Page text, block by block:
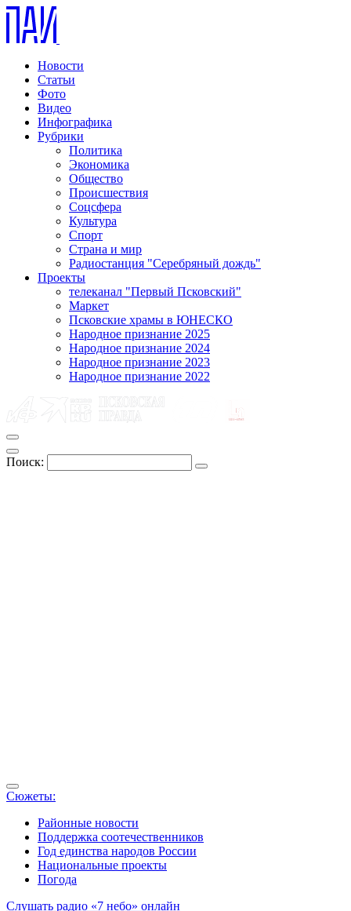
Новости
Статьи
Фото
Видео
Инфографика
Рубрики
Политика
Экономика
Общество
Происшествия
Соцсфера
Культура
Спорт
Страна и мир
Радиостанция "Серебряный дождь"
Проекты
телеканал "Первый Псковский"
Маркет
Псковские храмы в ЮНЕСКО
Народное признание 2025
Народное признание 2024
Народное признание 2023
Народное признание 2022
Поиск:
Сюжеты:
Районные новости
Поддержка соотечественников
Год единства народов России
Национальные проекты
Погода
Слушать радио «7 небо» онлайн